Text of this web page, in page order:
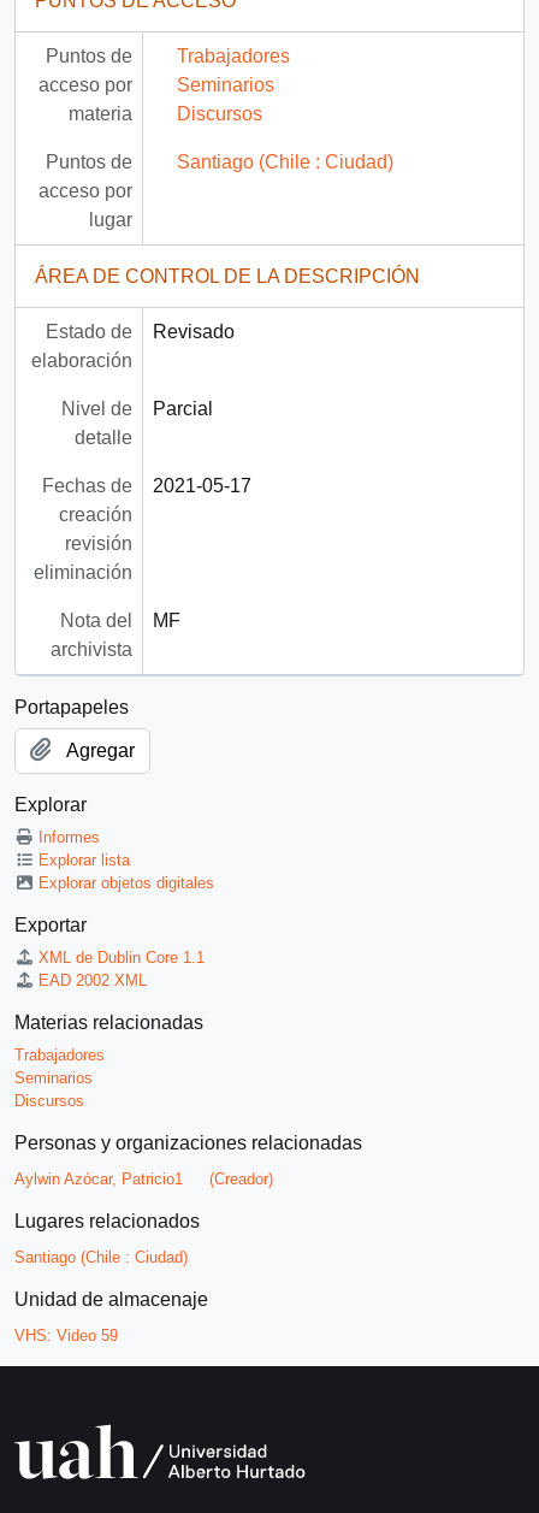
Puntos de
acceso por
materia
Trabajadores
Seminarios
Discursos
Puntos de
acceso por
lugar
Santiago (Chile : Ciudad)
ÁREA DE CONTROL DE LA DESCRIPCIÓN
Estado de
elaboración
Revisado
Nivel de
detalle
Parcial
Fechas de
creación
revisión
eliminación
2021-05-17
Nota del
archivista
MF
Portapapeles
Agregar
Explorar
Informes
Explorar lista
Explorar objetos digitales
Exportar
XML de Dublin Core 1.1
EAD 2002 XML
Materias relacionadas
Trabajadores
Seminarios
Discursos
Personas y organizaciones relacionadas
Aylwin Azócar, Patricio1 (Creador)
Lugares relacionados
Santiago (Chile : Ciudad)
Unidad de almacenaje
VHS: Video 59